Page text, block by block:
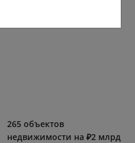
265 объектов
недвижимости на ₽2 млрд